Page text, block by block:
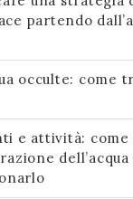
partendo
occulte: come
e attività:
dell’acqua